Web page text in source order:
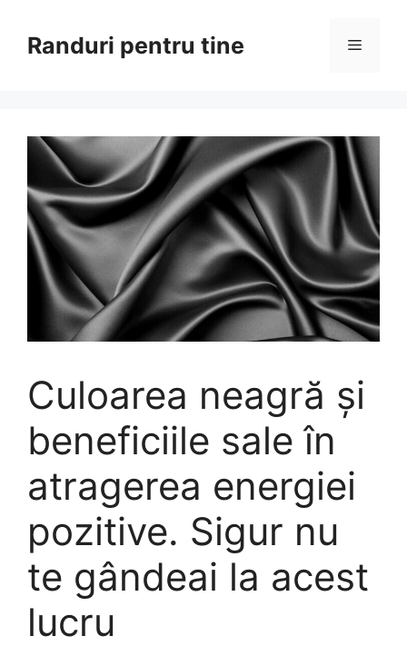
conținutRanduri pentru tine Meniu
Culoarea neagră și
beneficiile sale în
atragerea energiei
pozitive. Sigur nu
te gândeai la acest
lucru